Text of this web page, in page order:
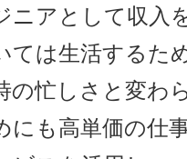
ニアとして収入
ては生活するた
の忙しさと変わ
にも高単価の仕